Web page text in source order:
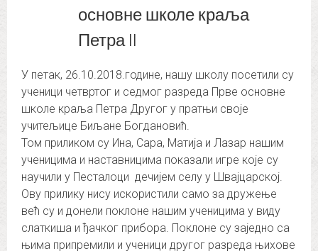
основне школе краља
Петра II
У петак, 26.10.2018.године, нашу школу посетили су
ученици четвртог и седмог разреда Прве основне
школе краља Петра Другог у пратњи своје
учитељице Биљане Богдановић.
Том приликом су Ина, Сара, Матија и Лазар нашим
ученицима и наставницима показали игре које су
научили у Песталоци дечијем селу у Швајцарској.
Ову прилику нису искористили само за дружење
већ су и донели поклоне нашим ученицима у виду
слаткиша и ђачког прибора. Поклоне су заједно са
њима припремили и ученици другог разреда њихове